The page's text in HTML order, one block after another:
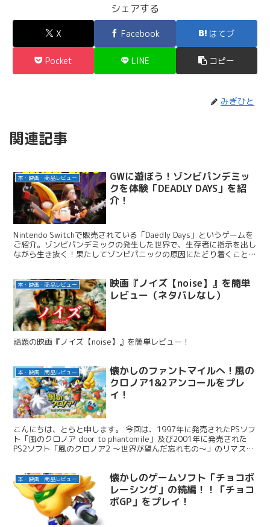
シェアする
X Facebook はてブ
Pocket LINE コピー
みぎひと
関連記事
本・映画・商品レビュー
GWに遊ぼう！ゾンビパンデミッ
クを体験「DEADLY DAYS」を紹
介！
Nintendo Switchで販売されている「Daedly Days」というゲームを
ご紹介。ゾンビパンデミックの発生した世界で、生存者に指示を出し
ながら生き抜く！果たしてゾンビパニックの原因にたどり着くことは
本・映画・商品レビュー
映画『ノイズ【noise】』を簡単
レビュー（ネタバレなし）
話題の映画『ノイズ【noise】』を簡単レビュー！
本・映画・商品レビュー
懐かしのファントマイルへ！風の
クロノア1&2アンコールをプレ
イ！
こんにちは、とらと申します。 今回は、1997年に発売されたPSソフ
ト「風のクロノア door to phantomile」及び2001年に発売された
PS2ソフト「風のクロノア2 ～世界が望んだ忘れもの～」のリマスタ
今回は、「風のクロノア door to phantomile」の方を書いていきま
す。 初代との比較をメインに書いていきます。もし同じような心境
の方のお役に立ちましたら幸いです。
本・映画・商品レビュー
懐かしのゲームソフト「チョコボ
レーシング」の続編！！「チョコ
ボGP」をプレイ！